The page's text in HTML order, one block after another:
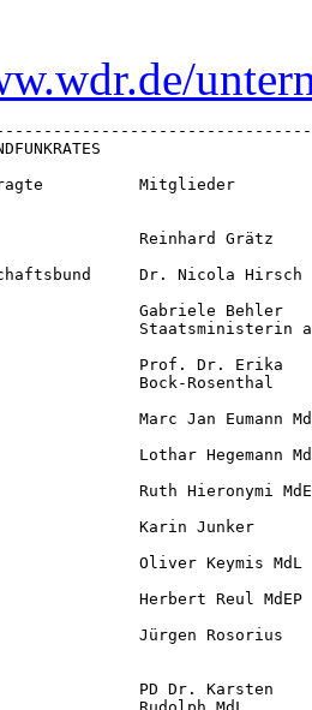
Mitglieder
Reinhard Grätz
Dr. Nicola Hirsch
Gabriele Behler
Staatsministerin
Prof. Dr. Erika
Bock-Rosenthal
Marc Jan Eumann
Lothar Hegemann
Ruth Hieronymi
Karin Junker
Oliver Keymis MdL
Herbert Reul MdEP
Jürgen Rosorius
PD Dr. Karsten